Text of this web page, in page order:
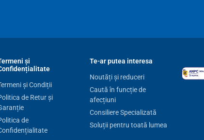
și
și Condiții
de Retur și
de
Te-ar putea interesa
Noutăți și reduceri
Caută în funcție de
afecțiuni
Consiliere Specializată
Soluții pentru toată lumea